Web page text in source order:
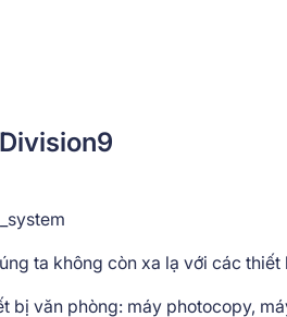
ta không còn xa lạ với các
bị văn phòng: máy photocopy,